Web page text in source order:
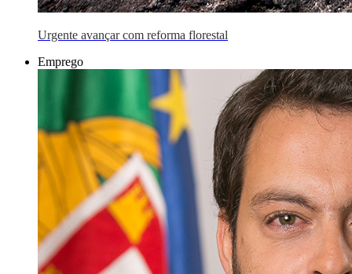
Urgente avançar com reforma florestal
Emprego